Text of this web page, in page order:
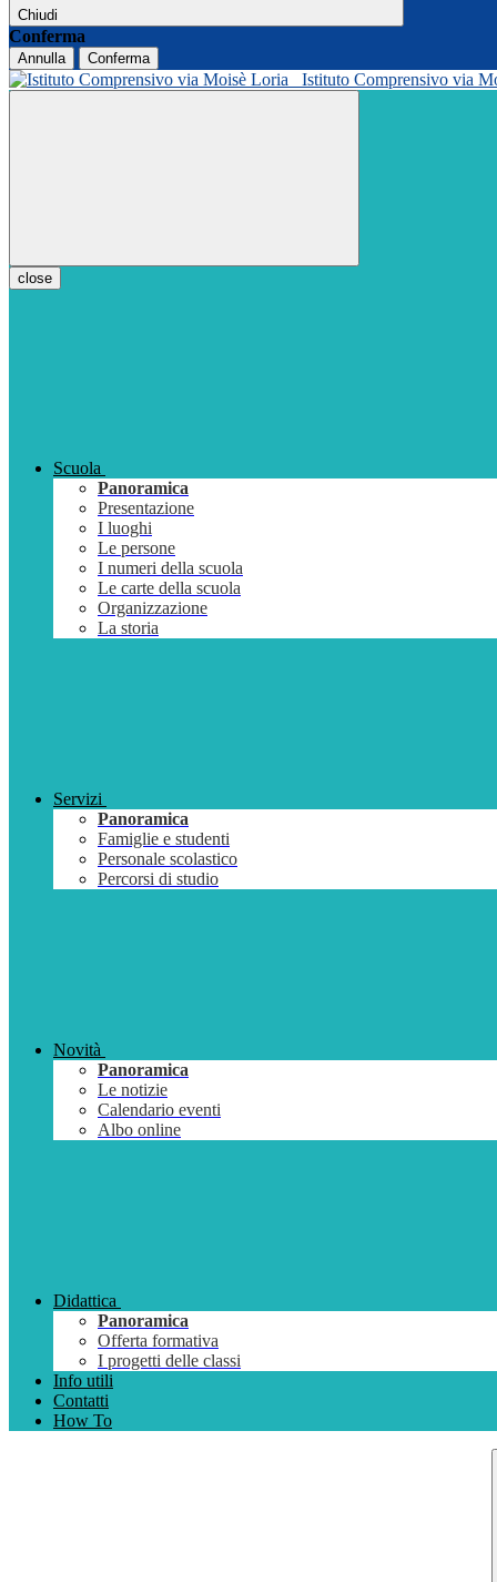
Chiudi
Conferma
Annulla Conferma
Istituto Comprensivo via
close
Scuola
Panoramica
Presentazione
I luoghi
Le persone
I numeri della scuola
Le carte della scuola
Organizzazione
La storia
Servizi
Panoramica
Famiglie e studenti
Personale scolastico
Percorsi di studio
Novità
Panoramica
Le notizie
Calendario eventi
Albo online
Didattica
Panoramica
Offerta formativa
I progetti delle classi
Info utili
Contatti
How To